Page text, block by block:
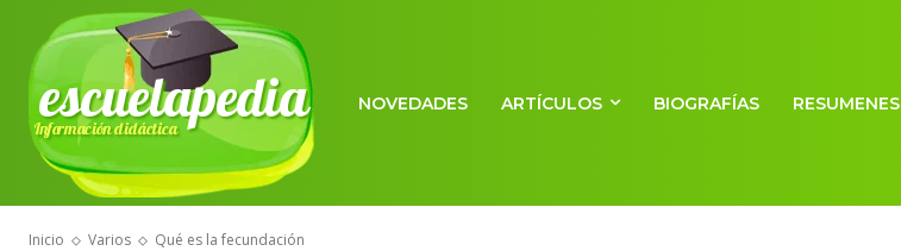
escuelapedia
Información didáctica
NOVEDADES ARTÍCULOS BIOGRAFÍAS RESUMENES
Inicio Varios Qué es la fecundación
VARIOS
Qué es la fecundación